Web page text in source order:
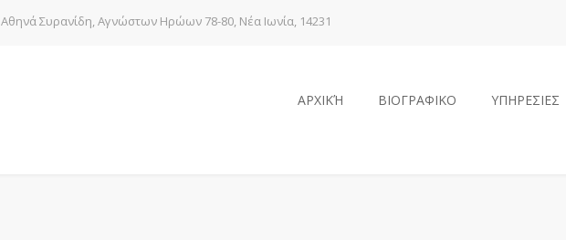
Αθηνά Συρανίδη, Αγνώστων Ηρώων 78-80, Νέα Ιωνία, 14231
ΑΡΧΙΚΉ ΒΙΟΓΡΑΦΙΚΟ ΥΠΗΡΕΣΙΕΣ